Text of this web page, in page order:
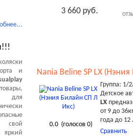
3 660 руб.
Nania Beline SP LX
0.0 (голосов0)
Группа: 1/
Детское
LX
от 9 до
года до 12
Сравнить
и
для
яркий